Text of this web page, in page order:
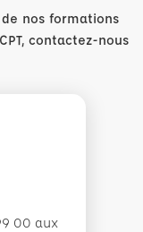
nos formations
contactez-nous
00 aux